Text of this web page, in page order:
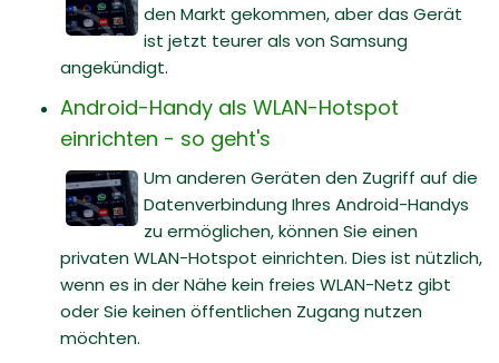
den Markt gekommen, aber das Gerät
ist jetzt teurer als von Samsung
angekündigt.
Android-Handy als WLAN-Hotspot
einrichten - so geht's
Um anderen Geräten den Zugriff auf die
Datenverbindung Ihres Android-Handys
zu ermöglichen, können Sie einen
privaten WLAN-Hotspot einrichten. Dies ist nützlich,
wenn es in der Nähe kein freies WLAN-Netz gibt
oder Sie keinen öffentlichen Zugang nutzen
möchten.